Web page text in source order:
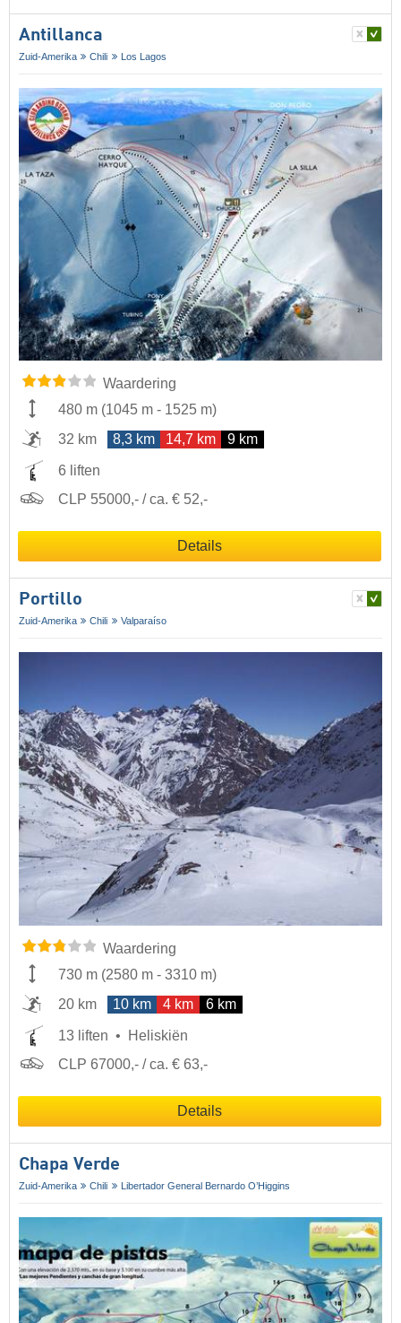
Antillanca
Zuid-Amerika Chili Los Lagos
Waardering
480 m (1045 m - 1525 m)
32 km
8,3 km 14,7 km 9 km
6 liften
CLP 55000,- / ca. € 52,-
Details
Portillo
Zuid-Amerika Chili Valparaíso
Waardering
730 m (2580 m - 3310 m)
20 km
10 km 4 km 6 km
13 liften
Heliskiën
CLP 67000,- / ca. € 63,-
Details
Chapa Verde
Zuid-Amerika Chili Libertador General Bernardo O’Higgins